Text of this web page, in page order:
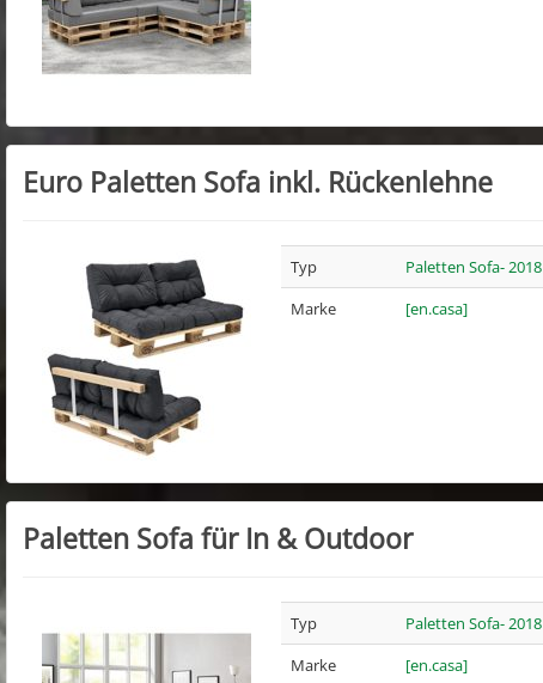
Euro Paletten Sofa inkl. Rückenlehne
Typ
Paletten Sofa- 2018
Marke
[en.casa]
Paletten Sofa für In & Outdoor
Typ
Paletten Sofa- 2018
Marke
[en.casa]